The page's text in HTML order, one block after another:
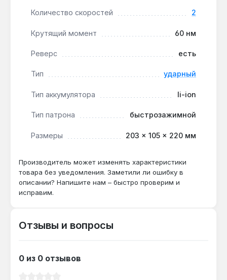
доставка по Украине.
Дриль-шуруповерт подходит для
профессионального и бытового использования:
отверстий в дереве, металле, кирпиче и бетоне.
при интенсивных нагрузках.
Подходит ли для сверления бетонных
60 Нм позволяют сверлить отверстия в
кирпиче и бетоне диаметром до 13 мм.
Инструмент совместим с литий-ионными
инструментов этой линейки.
Количество скоростей 2
Крутящий момент 60 нм
Реверс есть
Тип ударный
Тип аккумулятора li-ion
Тип патрона быстрозажимной
Размеры 203 × 105 × 220 мм
Производитель может изменять характеристики
товара без уведомления. Заметили ли ошибку в
описании? Напишите нам – быстро проверим и
исправим.
Отзывы и вопросы
0 из 0 отзывов